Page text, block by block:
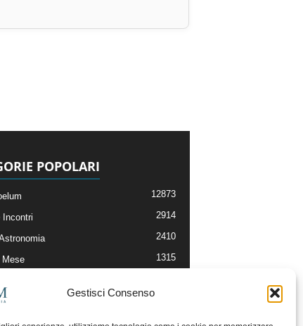
Gestisci Consenso
POPOLARI
12873
Incontri 2914
2410
Mese 1315
On-Line
Redazione